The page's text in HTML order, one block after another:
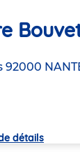
92000
détails